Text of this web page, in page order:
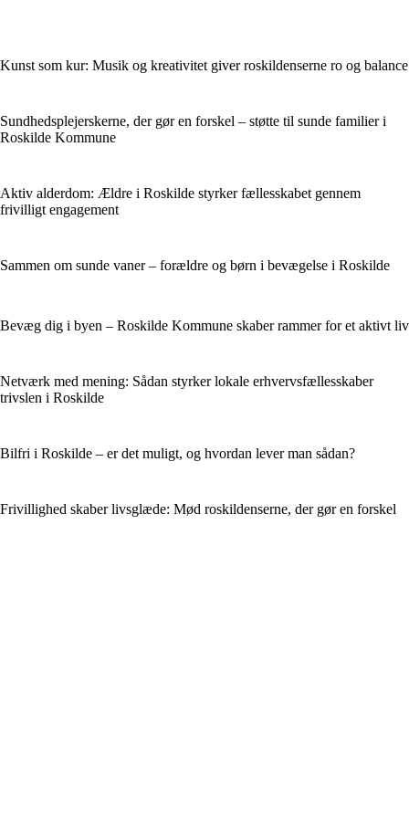
Kunst som kur: Musik og kreativitet giver roskildenserne ro og balance
Sundhedsplejerskerne, der gør en forskel – støtte til sunde familier i
Roskilde Kommune
Aktiv alderdom: Ældre i Roskilde styrker fællesskabet gennem
frivilligt engagement
Sammen om sunde vaner – forældre og børn i bevægelse i Roskilde
Bevæg dig i byen – Roskilde Kommune skaber rammer for et aktivt liv
Netværk med mening: Sådan styrker lokale erhvervsfællesskaber
trivslen i Roskilde
Bilfri i Roskilde – er det muligt, og hvordan lever man sådan?
Frivillighed skaber livsglæde: Mød roskildenserne, der gør en forskel